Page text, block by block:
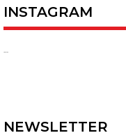
INSTAGRAM
NEWSLETTER